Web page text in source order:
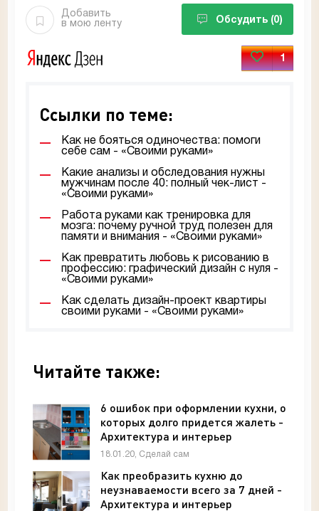
Добавить
в мою ленту
Обсудить (0)
1
Ссылки по теме:
Как не бояться одиночества: помоги
себе сам - «Своими руками»
Какие анализы и обследования нужны
мужчинам после 40: полный чек-лист -
«Своими руками»
Работа руками как тренировка для
мозга: почему ручной труд полезен для
памяти и внимания - «Своими руками»
Как превратить любовь к рисованию в
профессию: графический дизайн с нуля -
«Своими руками»
Как сделать дизайн-проект квартиры
своими руками - «Своими руками»
Читайте также:
6 ошибок при оформлении кухни, о
которых долго придется жалеть -
Архитектура и интерьер
18.01.20, Сделай сам
Как преобразить кухню до
неузнаваемости всего за 7 дней -
Архитектура и интерьер